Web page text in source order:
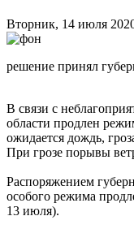
Вторник, 14 июля
решение принял
В связи с
области продлен
ожидается дождь,
При грозе порывы
Распоряжением
особого режима
13 июля).